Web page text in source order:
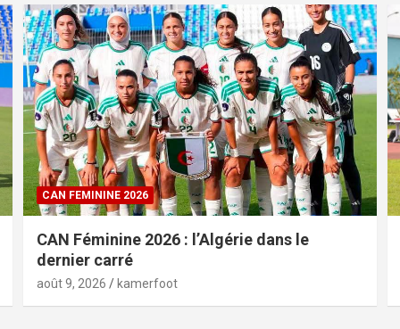
CAN FEMININE 2026
CAN Féminine 2026 : l’Algérie dans le
dernier carré
août 9, 2026 kamerfoot